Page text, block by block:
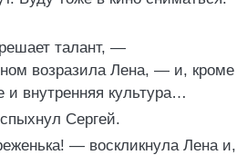
талант, —
возразила Лена, — и, кроме
и внутренняя культура…
Сергей.
— воскликнула Лена и,